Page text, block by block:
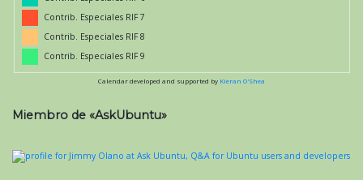
Contrib. Especiales RIF 7
Contrib. Especiales RIF 8
Contrib. Especiales RIF 9
Calendar developed and supported by Kieran O'Shea
Miembro de «AskUbuntu»